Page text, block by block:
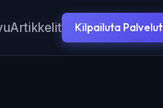
Artikkelit Kilpailuta Palvelut